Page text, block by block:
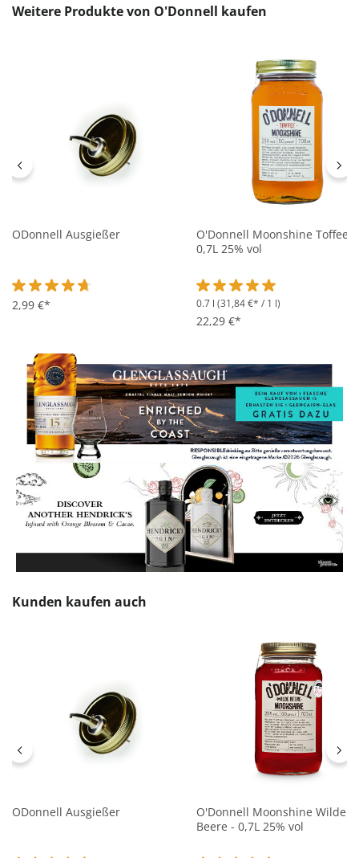
Produktgalerie überspringen
Weitere Produkte von O'Donnell kaufen
ODonnell Ausgießer
Durchschnittliche Bewertung von 4.6 von 5 Sternen
2,99 €*
O'Donnell Moonshine Toffee -
0,7L 25% vol
Durchschnittliche
0.7 l (31,84 €* / 1 l)
22,29 €*
Produktgalerie überspringen
Kunden kaufen auch
ODonnell Ausgießer
O'Donnell Moonshine Wilde
Beere - 0,7L 25% vol